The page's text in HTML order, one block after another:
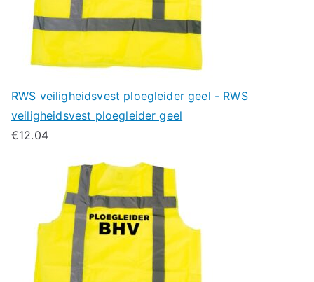
RWS veiligheidsvest ploegleider geel - RWS
veiligheidsvest ploegleider geel
€12.04